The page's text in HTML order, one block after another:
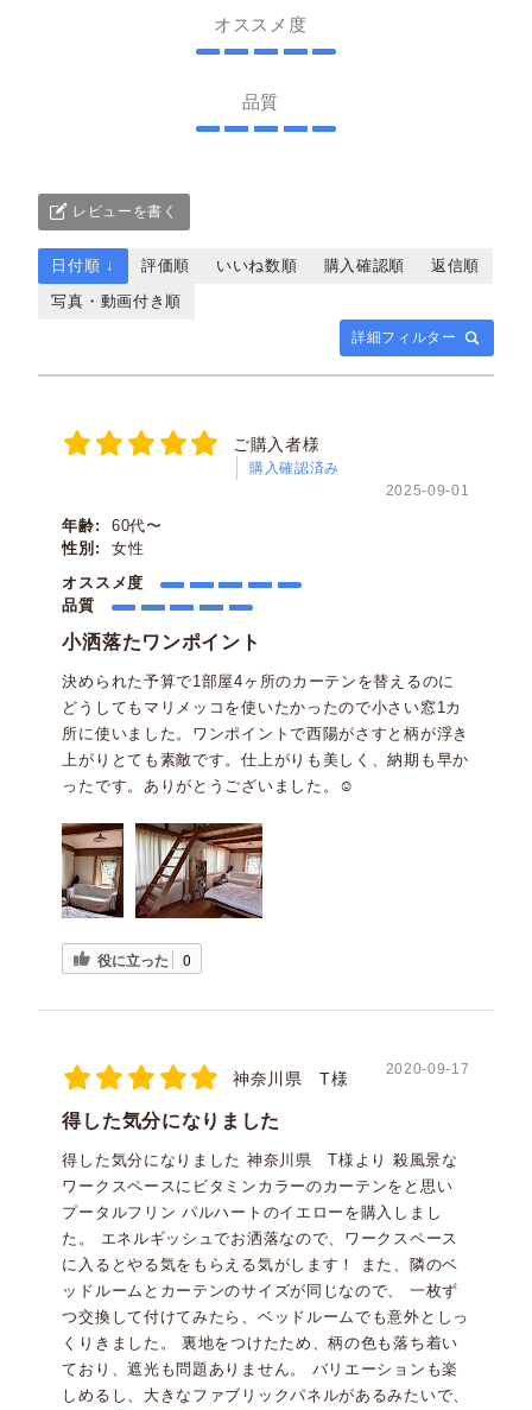
オススメ度
品質
レビューを書く
詳細フィルター
日付順 ↓ 評価順 いいね数順 購入確認順
返信順
写真・動画付き順
ご購入者様
購入確認済み
2025-09-01
年齢:
60代〜
性別:
女性
オススメ度
品質
小洒落たワンポイント
決められた予算で1部屋4ヶ所のカーテンを替えるのに
どうしてもマリメッコを使いたかったので小さい窓1カ
所に使いました。ワンポイントで西陽がさすと柄が浮き
上がりとても素敵です。仕上がりも美しく、納期も早か
ったです。ありがとうございました。☺️
役に立った 0
神奈川県 T様 2020-09-17
得した気分になりました
得した気分になりました 神奈川県 T様より 殺風景な
ワークスペースにビタミンカラーのカーテンをと思い
プータルフリン パルハートのイエローを購入しまし
た。 エネルギッシュでお洒落なので、ワークスペース
に入るとやる気をもらえる気がします！ また、隣のベ
ッドルームとカーテンのサイズが同じなので、 一枚ず
つ交換して付けてみたら、ベッドルームでも意外としっ
くりきました。 裏地をつけたため、柄の色も落ち着い
ており、遮光も問題ありません。 バリエーションも楽
しめるし、大きなファブリックパネルがあるみたいで、